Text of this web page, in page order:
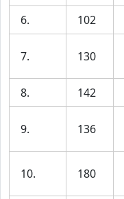
6.
102
7. 130
8. 142
9. 136
10. 180